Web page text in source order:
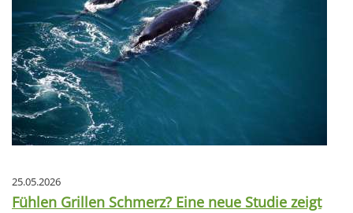
25.05.2026
Fühlen Grillen Schmerz? Eine neue Studie zeigt